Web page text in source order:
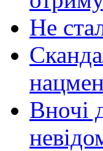
Не
Вночі